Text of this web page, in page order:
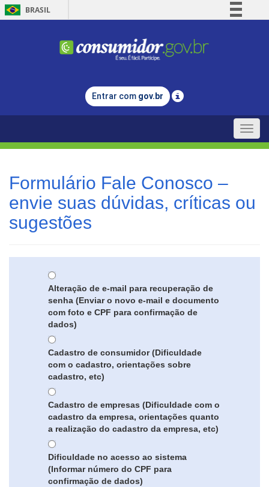
BRASIL
Comunica BR
Legislação
Entrar com gov.br
Toggle
Formulário Fale Conosco –
envie suas dúvidas, críticas ou
sugestões
Alteração de e-mail para recuperação de
senha (Enviar o novo e-mail e documento
com foto e CPF para confirmação de
dados)
Cadastro de consumidor (Dificuldade
com o cadastro, orientações sobre
cadastro, etc)
Cadastro de empresas (Dificuldade com o
cadastro da empresa, orientações quanto
a realização do cadastro da empresa, etc)
Dificuldade no acesso ao sistema
(Informar número do CPF para
confirmação de dados)